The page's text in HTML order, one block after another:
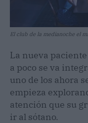
El club de la medianoche el
La nueva
a poco se va
uno de los ahora
empieza
atención que su
ir al sótano.